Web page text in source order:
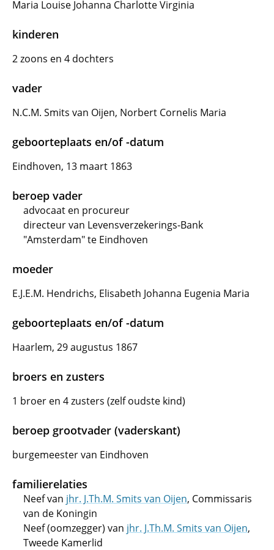
Maria Louise Johanna Charlotte Virginia
kinderen
2 zoons en 4 dochters
vader
N.C.M. Smits van Oijen, Norbert Cornelis Maria
geboorteplaats en/of -datum
Eindhoven, 13 maart 1863
beroep vader
advocaat en procureur
directeur van Levensverzekerings-Bank
"Amsterdam" te Eindhoven
moeder
E.J.E.M. Hendrichs, Elisabeth Johanna Eugenia Maria
geboorteplaats en/of -datum
Haarlem, 29 augustus 1867
broers en zusters
1 broer en 4 zusters (zelf oudste kind)
beroep grootvader (vaderskant)
burgemeester van Eindhoven
familierelaties
Neef van jhr. J.Th.M. Smits van Oijen, Commissaris
van de Koningin
Neef (oomzegger) van jhr. J.Th.M. Smits van Oijen,
Tweede Kamerlid